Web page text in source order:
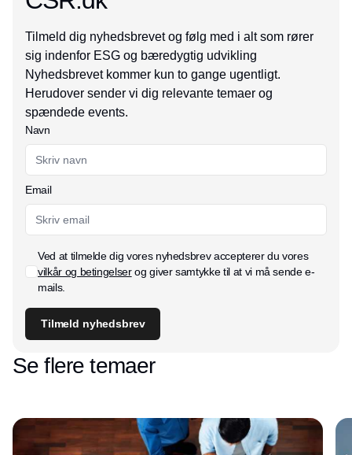
Tilmeld dig nyhedsbrevet og følg med i alt som rører
sig indenfor ESG og bæredygtig udvikling
Nyhedsbrevet kommer kun to gange ugentligt.
Herudover sender vi dig relevante temaer og
spændede events.
Navn
Email
Ved at tilmelde dig vores nyhedsbrev accepterer du vores
vilkår og betingelserog giver samtykke til at vi må sende e-
mails.
Tilmeld nyhedsbrev
Se flere temaer